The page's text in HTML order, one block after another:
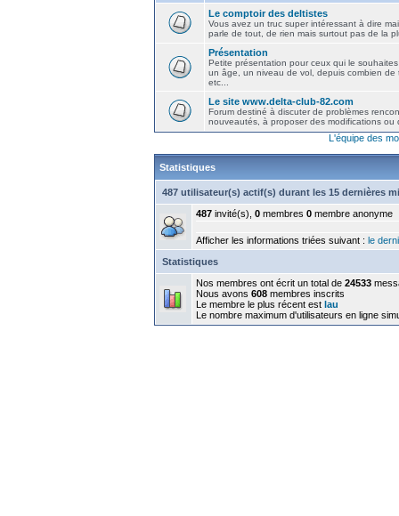
Le comptoir des deltistes
Vous avez un truc super intéressant à dire
parle de tout, de rien mais surtout pas de la
Présentation
Petite présentation pour ceux qui le
un âge, un niveau de vol, depuis combien de
etc...
Le site www.delta-club-82.com
Forum destiné à discuter de problèmes
nouveautés, à proposer des modifications ou
L'équipe des
Statistiques
487 utilisateur(s) actif(s) durant les 15 dernières
487 invité(s), 0 membres 0 membre anonyme
Afficher les informations triées suivant : le
Statistiques
Nos membres ont écrit un total de 24533
Nous avons 608 membres inscrits
Le membre le plus récent est lau
Le nombre maximum d'utilisateurs en ligne